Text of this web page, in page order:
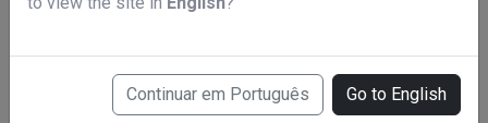
Continuar em Português Go to English